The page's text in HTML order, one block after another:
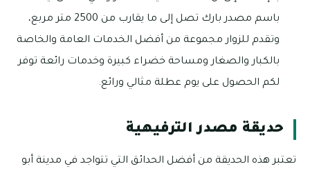
باسم مصدر بارك تصل إلى ما يقارب من 2500 متر مربع،
وتقدم للزوار مجموعة من أفضل الخدمات العامة والخاصة
بالكبار والصغار ومساحة خضراء كبيرة وخدمات رائعة توفر
لكم الحصول على يوم عطلة مثالي ورائع.
حديقة مصدر الترفيهية
تعتبر هذه الحديقة من أفضل الحدائق التي تتواجد في مدينة أبو